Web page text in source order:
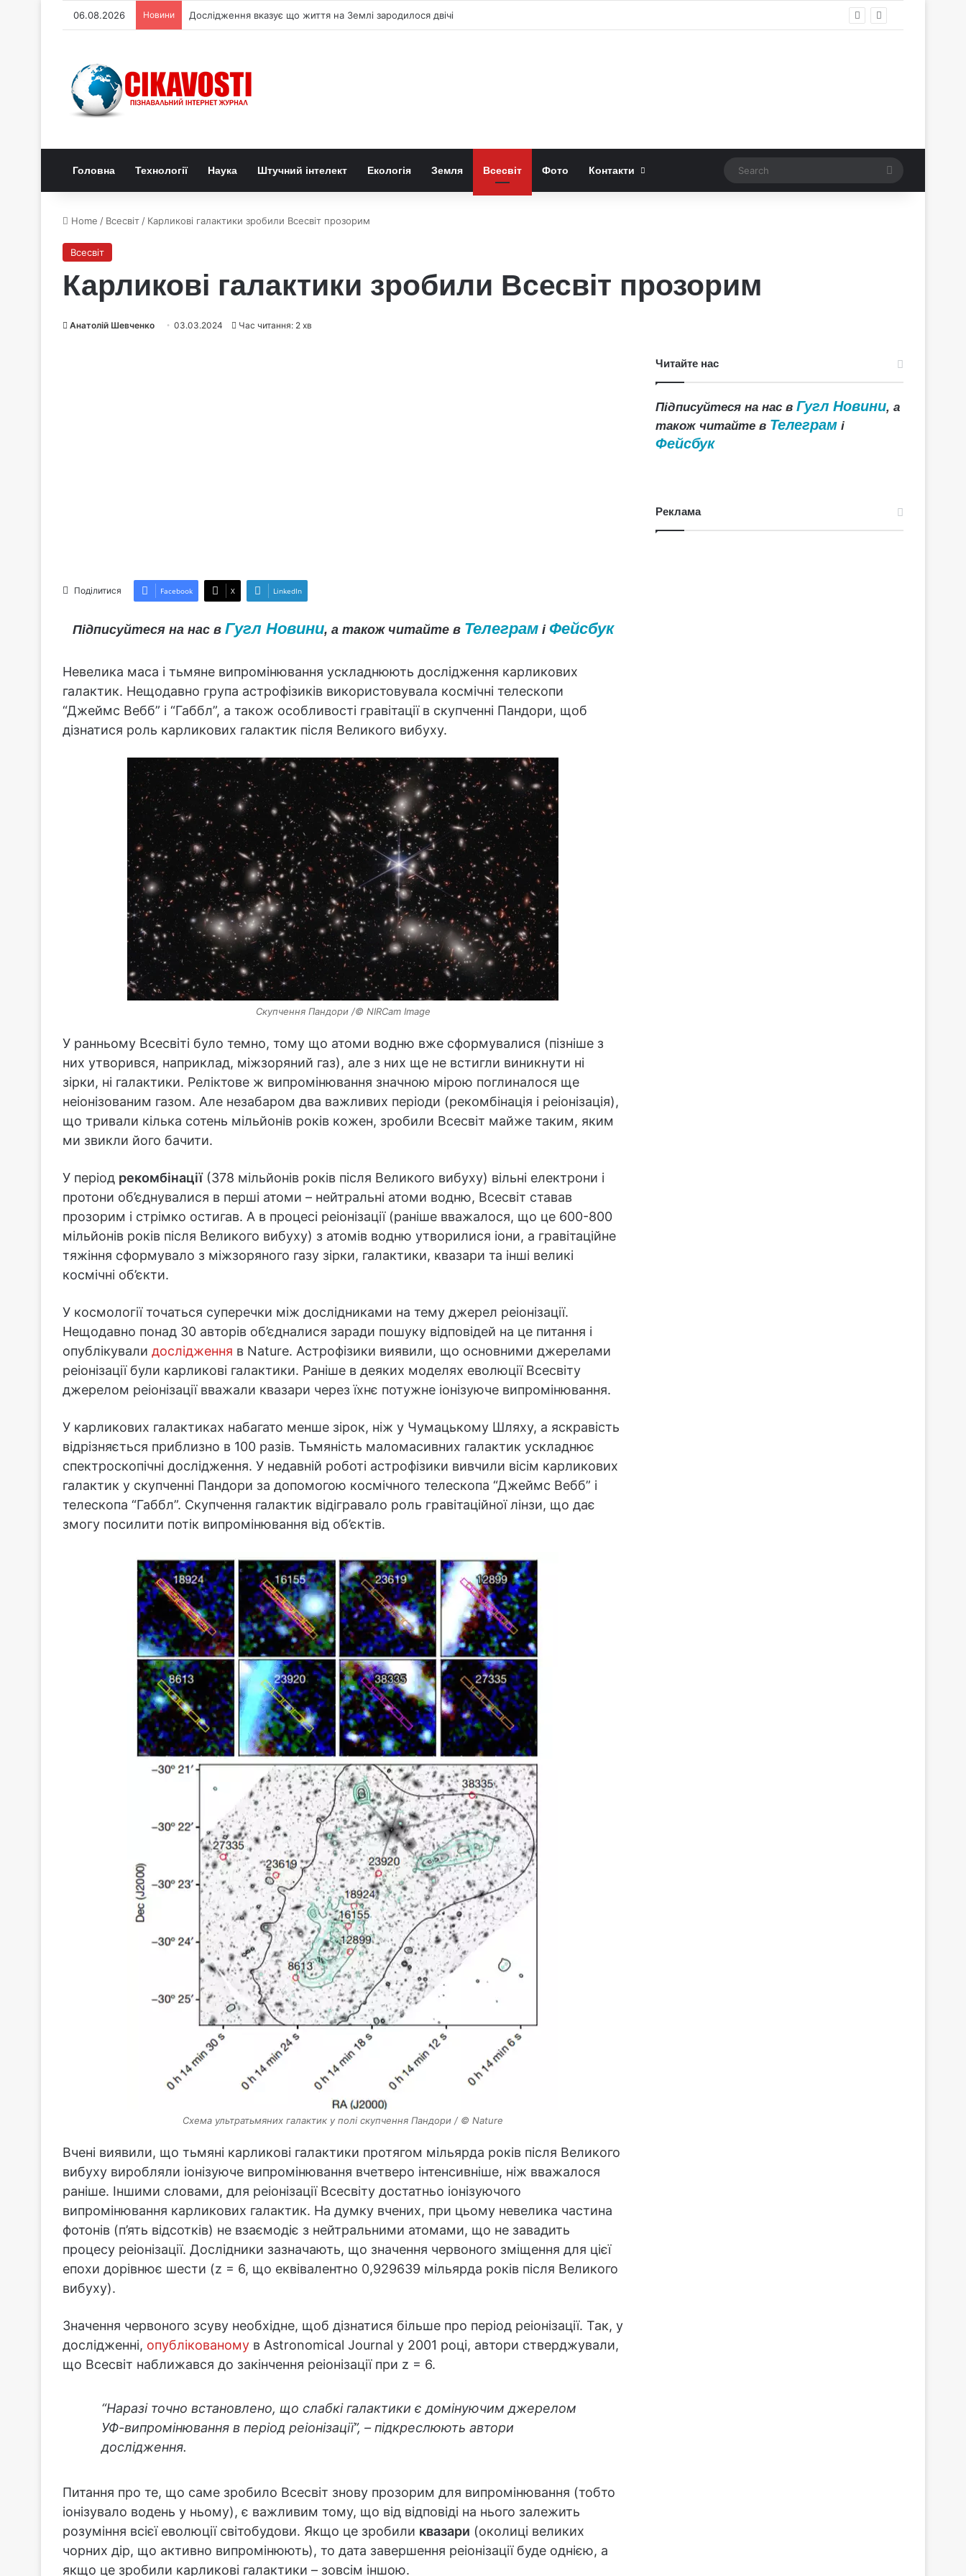
06.08.2026 Новини Де можна побачити повне сонячне затемнення 12 серпня 2026 року
Головна Технології Наука Штучний інтелект Екологія Земля Всесвіт Фото Контакти Search
Home / Всесвіт / Карликові галактики зробили Всесвіт прозорим
Всесвіт
Карликові галактики зробили Всесвіт прозорим
Анатолій Шевченко 03.03.2024 Час читання: 2 хв
Поділитися Facebook X LinkedIn
Підписуйтеся на нас в Гугл Новини, а також читайте в Телеграмі Фейсбук
Невелика маса і тьмяне випромінювання ускладнюють дослідження карликових
галактик. Нещодавно група астрофізиків використовувала космічні телескопи
“Джеймс Вебб” і “Габбл”, а також особливості гравітації в скупченні Пандори, щоб
дізнатися роль карликових галактик після Великого вибуху.
Скупчення Пандори /© NIRCam Image
У ранньому Всесвіті було темно, тому що атоми водню вже сформувалися (пізніше з
них утворився, наприклад, міжзоряний газ), але з них ще не встигли виникнути ні
зірки, ні галактики. Реліктове ж випромінювання значною мірою поглиналося ще
неіонізованим газом. Але незабаром два важливих періоди (рекомбінація і реіонізація),
що тривали кілька сотень мільйонів років кожен, зробили Всесвіт майже таким, яким
ми звикли його бачити.
У період рекомбінації(378 мільйонів років після Великого вибуху) вільні електрони і
протони об’єднувалися в перші атоми – нейтральні атоми водню, Всесвіт ставав
прозорим і стрімко остигав. А в процесі реіонізації (раніше вважалося, що це 600-800
мільйонів років після Великого вибуху) з атомів водню утворилися іони, а гравітаційне
тяжіння сформувало з міжзоряного газу зірки, галактики, квазари та інші великі
космічні об’єкти.
У космології точаться суперечки між дослідниками на тему джерел реіонізації.
Нещодавно понад 30 авторів об’єдналися заради пошуку відповідей на це питання і
опублікували дослідження в Nature. Астрофізики виявили, що основними джерелами
реіонізації були карликові галактики. Раніше в деяких моделях еволюції Всесвіту
джерелом реіонізації вважали квазари через їхнє потужне іонізуюче випромінювання.
У карликових галактиках набагато менше зірок, ніж у Чумацькому Шляху, а яскравість
відрізняється приблизно в 100 разів. Тьмяність маломасивних галактик ускладнює
спектроскопічні дослідження. У недавній роботі астрофізики вивчили вісім карликових
галактик у скупченні Пандори за допомогою космічного телескопа “Джеймс Вебб” і
телескопа “Габбл”. Скупчення галактик відігравало роль гравітаційної лінзи, що дає
змогу посилити потік випромінювання від об’єктів.
Схема ультратьмяних галактик у полі скупчення Пандори / © Nature
Вчені виявили, що тьмяні карликові галактики протягом мільярда років після Великого
вибуху виробляли іонізуюче випромінювання вчетверо інтенсивніше, ніж вважалося
раніше. Іншими словами, для реіонізації Всесвіту достатньо іонізуючого
випромінювання карликових галактик. На думку вчених, при цьому невелика частина
фотонів (п’ять відсотків) не взаємодіє з нейтральними атомами, що не завадить
процесу реіонізації. Дослідники зазначають, що значення червоного зміщення для цієї
епохи дорівнює шести (z = 6, що еквівалентно 0,929639 мільярда років після Великого
вибуху).
Значення червоного зсуву необхідне, щоб дізнатися більше про період реіонізації. Так, у
дослідженні, опублікованому в Astronomical Journal у 2001 році, автори стверджували,
що Всесвіт наближався до закінчення реіонізації при z = 6.
“Наразі точно встановлено, що слабкі галактики є домінуючим джерелом
УФ-випромінювання в період реіонізації”, – підкреслюють автори
дослідження.
Питання про те, що саме зробило Всесвіт знову прозорим для випромінювання (тобто
іонізувало водень у ньому), є важливим тому, що від відповіді на нього залежить
розуміння всієї еволюції світобудови. Якщо це зробили квазари (околиці великих
чорних дір, що активно випромінюють), то дата завершення реіонізації буде однією, а
якщо це зробили карликові галактики – зовсім іншою.
Читайте нас
Підписуйтеся на нас вГугл Новини, а
також читайте в Телеграм і
Фейсбук
Реклама